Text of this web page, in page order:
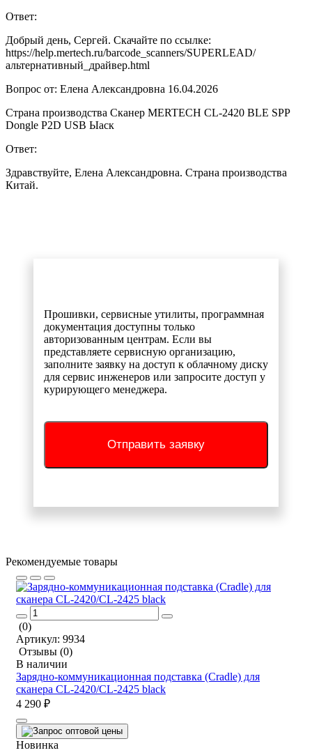
Ответ:
Добрый день, Сергей. Скачайте по ссылке:
https://help.mertech.ru/barcode_scanners/SUPERLEAD/
альтернативный_драйвер.html
Вопрос от: Елена Александровна 16.04.2026
Страна производства Сканер MERTECH CL-2420 BLE SPP
Dongle P2D USB Ыаск
Ответ:
Здравствуйте, Елена Александровна. Страна производства
Китай.
Прошивки, сервисные утилиты, программная
документация доступны только
авторизованным центрам. Если вы
представляете сервисную организацию,
заполните заявку на доступ к облачному диску
для сервис инженеров или запросите доступ у
курирующего менеджера.
Отправить заявку
Рекомендуемые товары
(0)
Артикул: 9934
Отзывы (0)
В наличии
Зарядно-коммуникационная подставка (Cradle) для
сканера CL-2420/CL-2425 black
4 290 ₽
Новинка